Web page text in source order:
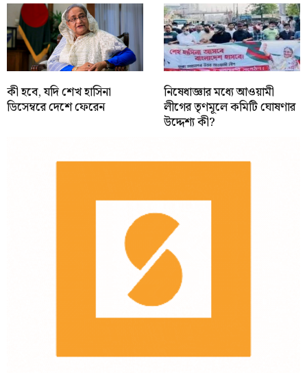
কী হবে, যদি শেখ হাসিনা
ডিসেম্বরে দেশে ফেরেন
নিষেধাজ্ঞার মধ্যে আওয়ামী
লীগের তৃণমূলে কমিটি ঘোষণার
উদ্দেশ্য কী?